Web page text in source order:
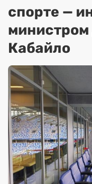
спорте —
Кабайло